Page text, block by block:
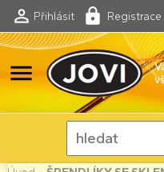
Přihlásit Registrace
menu